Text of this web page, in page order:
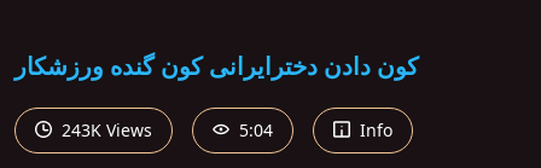
کون دادن دخترایرانی کون گنده ورزشکار
243K Views 5:04 Info